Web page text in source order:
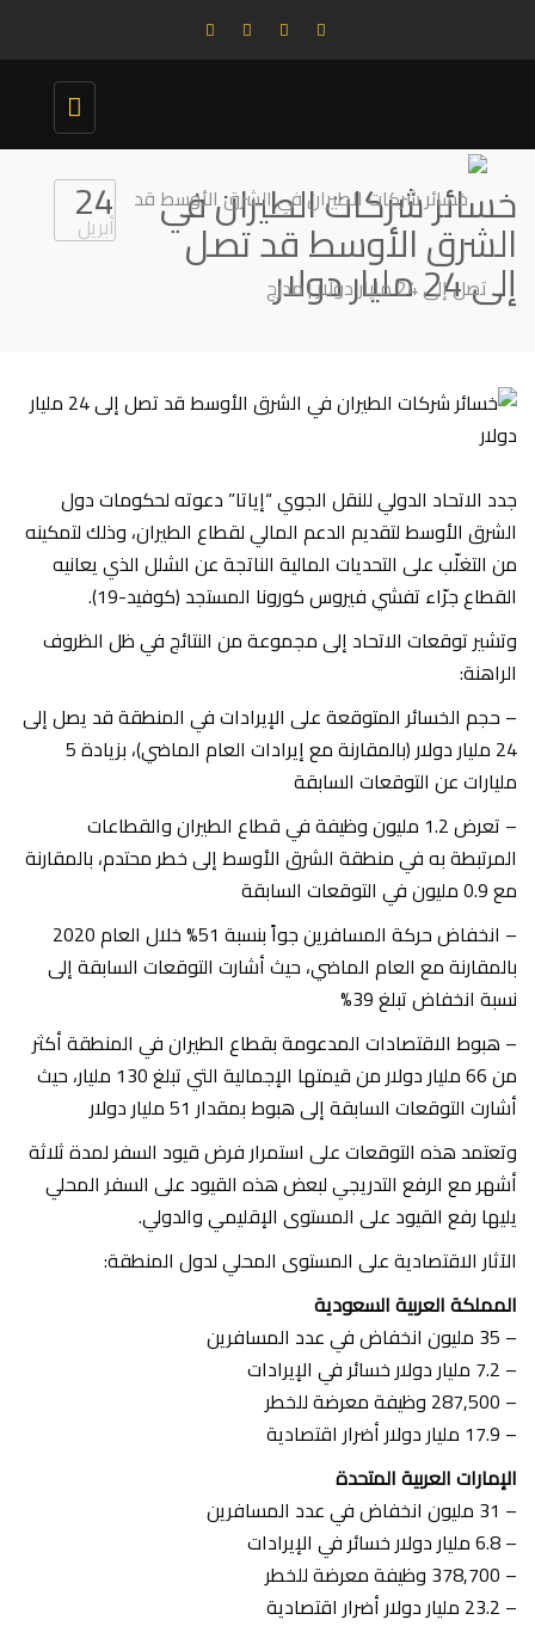
Toggle
navigation
خسائر شركات الطيران في
الشرق الأوسط قد تصل
إلى 24 مليار دولار
24
أبريل
جدد الاتحاد الدولي للنقل الجوي “إياتا” دعوته لحكومات دول
الشرق الأوسط لتقديم الدعم المالي لقطاع الطيران، وذلك لتمكينه
من التغلّب على التحديات المالية الناتجة عن الشلل الذي يعانيه
القطاع جرّاء تفشي فيروس كورونا المستجد (كوفيد-19).
وتشير توقعات الاتحاد إلى مجموعة من النتائج في ظل الظروف
الراهنة:
– حجم الخسائر المتوقعة على الإيرادات في المنطقة قد يصل إلى
24 مليار دولار (بالمقارنة مع إيرادات العام الماضي)، بزيادة 5
مليارات عن التوقعات السابقة
– تعرض 1.2 مليون وظيفة في قطاع الطيران والقطاعات
المرتبطة به في منطقة الشرق الأوسط إلى خطر محتدم، بالمقارنة
مع 0.9 مليون في التوقعات السابقة
– انخفاض حركة المسافرين جواً بنسبة 51% خلال العام 2020
بالمقارنة مع العام الماضي، حيث أشارت التوقعات السابقة إلى
نسبة انخفاض تبلغ 39%
– هبوط الاقتصادات المدعومة بقطاع الطيران في المنطقة أكثر
من 66 مليار دولار من قيمتها الإجمالية التي تبلغ 130 مليار، حيث
أشارت التوقعات السابقة إلى هبوط بمقدار 51 مليار دولار
وتعتمد هذه التوقعات على استمرار فرض قيود السفر لمدة ثلاثة
أشهر مع الرفع التدريجي لبعض هذه القيود على السفر المحلي
يليها رفع القيود على المستوى الإقليمي والدولي.
الآثار الاقتصادية على المستوى المحلي لدول المنطقة:
المملكة العربية السعودية
– 35 مليون انخفاض في عدد المسافرين
– 7.2 مليار دولار خسائر في الإيرادات
– 287,500 وظيفة معرضة للخطر
– 17.9 مليار دولار أضرار اقتصادية
الإمارات العربية المتحدة
– 31 مليون انخفاض في عدد المسافرين
– 6.8 مليار دولار خسائر في الإيرادات
– 378,700 وظيفة معرضة للخطر
– 23.2 مليار دولار أضرار اقتصادية